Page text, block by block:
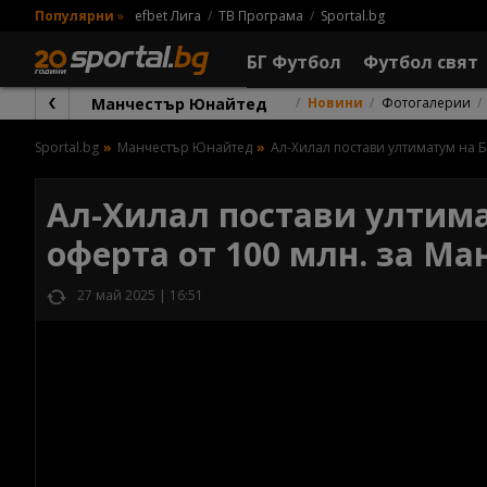
Популярни » efbet Лига ТВ Програма Sportal.bg
БГ Футбол Футбол свят
Манчестър Юнайтед Новини Фотогалерии
Sportal.bg Манчестър Юнайтед Ал-Хилал постави ултиматум
Ал-Хилал постави
оферта от 100 млн. за
27 май 2025 | 16:51